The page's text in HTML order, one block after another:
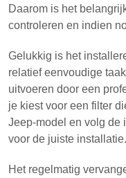
Daarom is het
controleren en indien
Gelukkig is het
relatief eenvoudige
uitvoeren door een
je kiest voor een filter
Jeep-model en volg de
voor de juiste installatie.
Het regelmatig